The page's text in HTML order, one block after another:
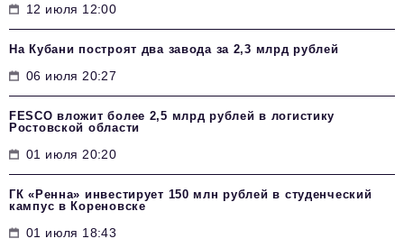
12 июля 12:00
На Кубани построят два завода за 2,3 млрд рублей
06 июля 20:27
FESCO вложит более 2,5 млрд рублей в логистику
Ростовской области
01 июля 20:20
ГК «Ренна» инвестирует 150 млн рублей в студенческий
кампус в Кореновске
01 июля 18:43